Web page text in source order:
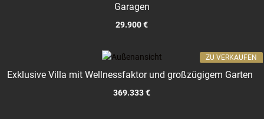
Garagen
29.900 €
Exklusive Villa mit Wellnessfaktor und großzügigem Garten
369.333 €
ZU VERKAUFEN